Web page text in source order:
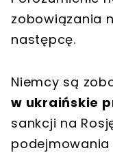
zobowiązania
następcę.
Niemcy są
w ukraińskie
sankcji na
podejmowania